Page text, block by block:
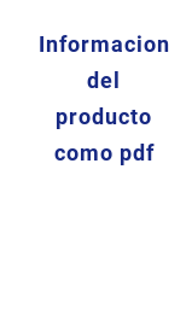
Informacion
del
producto
como pdf